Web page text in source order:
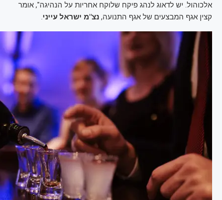
אלכוהול. יש לדאוג לנהג פיקח שלוקח אחריות על הנהיגה", אומר
קצין אגף המבצעים של אגף התנועה, נצ"מ ישראל עייני.